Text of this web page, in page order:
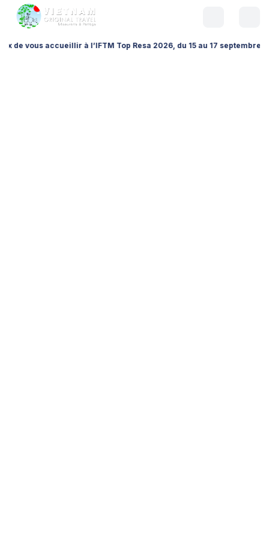
accueillir à l’IFTM Top Resa 2026, du 15 au 17 septembre à la